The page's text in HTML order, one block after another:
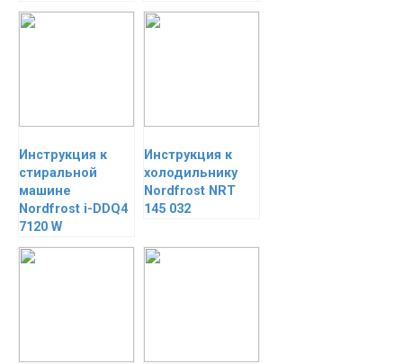
Инструкция к
стиральной
машине
Nordfrost i-DDQ4
7120 W
Инструкция к
холодильнику
Nordfrost NRT
145 032